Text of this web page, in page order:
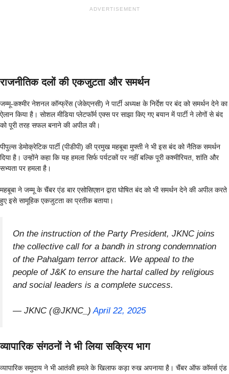
ADVERTISEMENT
राजनीतिक दलों की एकजुटता और समर्थन
जम्मू-कश्मीर नेशनल कॉन्फ्रेंस (जेकेएनसी) ने पार्टी अध्यक्ष के निर्देश पर बंद को समर्थन देने का
ऐलान किया है। सोशल मीडिया प्लेटफॉर्म एक्स पर साझा किए गए बयान में पार्टी ने लोगों से बंद
को पूरी तरह सफल बनाने की अपील की।
पीपुल्स डेमोक्रेटिक पार्टी (पीडीपी) की प्रमुख महबूबा मुफ्ती ने भी इस बंद को नैतिक समर्थन
दिया है। उन्होंने कहा कि यह हमला सिर्फ पर्यटकों पर नहीं बल्कि पूरी कश्मीरियत, शांति और
सभ्यता पर हमला है।
महबूबा ने जम्मू के चैंबर एंड बार एसोसिएशन द्वारा घोषित बंद को भी समर्थन देने की अपील करते
हुए इसे सामूहिक एकजुटता का प्रतीक बताया।
On the instruction of the Party President, JKNC joins
the collective call for a bandh in strong condemnation
of the Pahalgam terror attack. We appeal to the
people of J&K to ensure the hartal called by religious
and social leaders is a complete success.
— JKNC (@JKNC_)April 22, 2025
व्यापारिक संगठनों ने भी लिया सक्रिय भाग
व्यापारिक समुदाय ने भी आतंकी हमले के खिलाफ कड़ा रुख अपनाया है। चैंबर ऑफ कॉमर्स एंड